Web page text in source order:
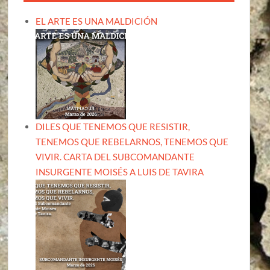
EL ARTE ES UNA MALDICIÓN
DILES QUE TENEMOS QUE RESISTIR,
TENEMOS QUE REBELARNOS, TENEMOS QUE
VIVIR. CARTA DEL SUBCOMANDANTE
INSURGENTE MOISÉS A LUIS DE TAVIRA